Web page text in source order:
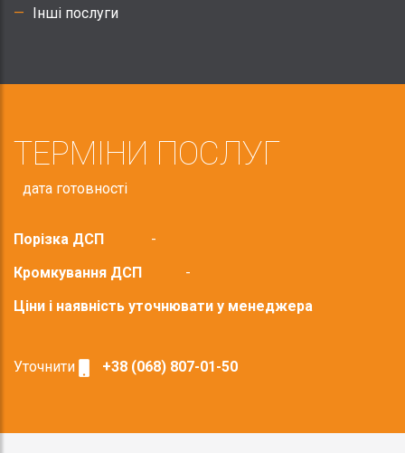
Інші послуги
ТЕРМІНИ ПОСЛУГ
дата готовності
Порізка ДСП
-
Кромкування ДСП
-
Ціни і наявність уточнювати у менеджера
Уточнити +38 (068) 807-01-50